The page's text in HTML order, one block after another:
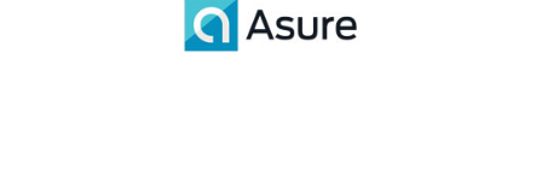
벗어나 필요한 기능을 유지할 수 있었죠. 여러 리
전을 사용하면 우리 데이터와 고객의 거리를 좁